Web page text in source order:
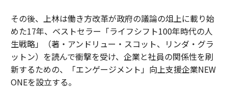
その後、上林は働き方改革が政府の議論の俎上に載り始
めた17年、ベストセラー「ライフシフト100年時代の人
生戦略」（著・アンドリュー・スコット、リンダ・グラ
ットン）を読んで衝撃を受け、企業と社員の関係性を刷
新するための、「エンゲージメント」向上支援企業NEW
ONEを設立する。